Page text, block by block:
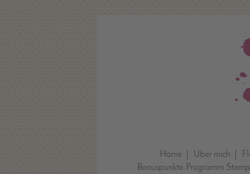
Home Über mich
Bonuspunkte-Programm